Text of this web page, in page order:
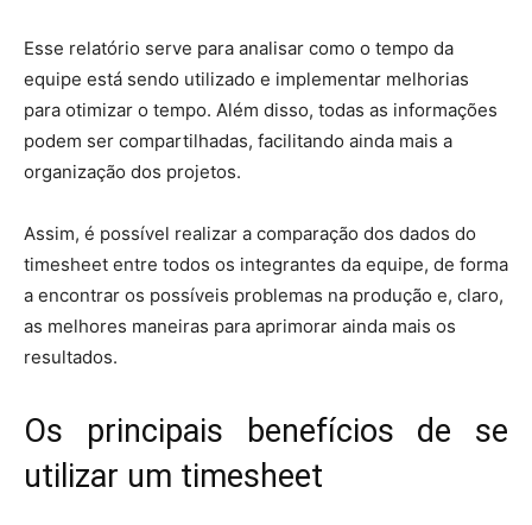
Esse relatório serve para analisar como o tempo da
equipe está sendo utilizado e implementar melhorias
para otimizar o tempo. Além disso, todas as informações
podem ser compartilhadas, facilitando ainda mais a
organização dos projetos.
Assim, é possível realizar a comparação dos dados do
timesheet entre todos os integrantes da equipe, de forma
a encontrar os possíveis problemas na produção e, claro,
as melhores maneiras para aprimorar ainda mais os
resultados.
Os principais benefícios de se
utilizar um timesheet